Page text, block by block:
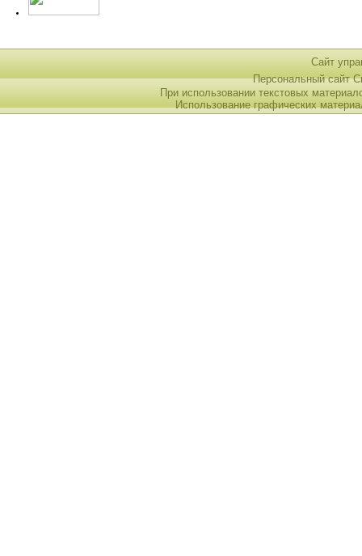
Сайт
Персональный сайт
При использовании текстовых
Использование графических